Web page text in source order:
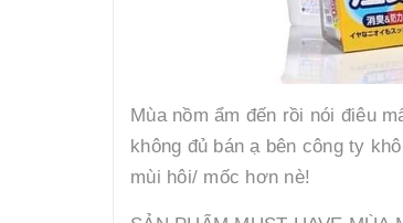
Mùa nồm ẩm đến rồi nói điêu
không đủ bán ạ bên công ty
mùi hôi/ mốc hơn nè!